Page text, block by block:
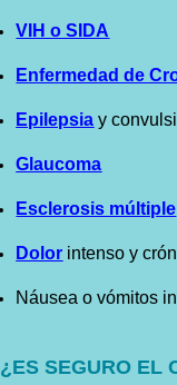
VIH o SIDA
Enfermedad de
Epilepsia y
Glaucoma
Esclerosis múltiple
Dolor intenso y
Náusea o vómitos
¿ES SEGURO EL